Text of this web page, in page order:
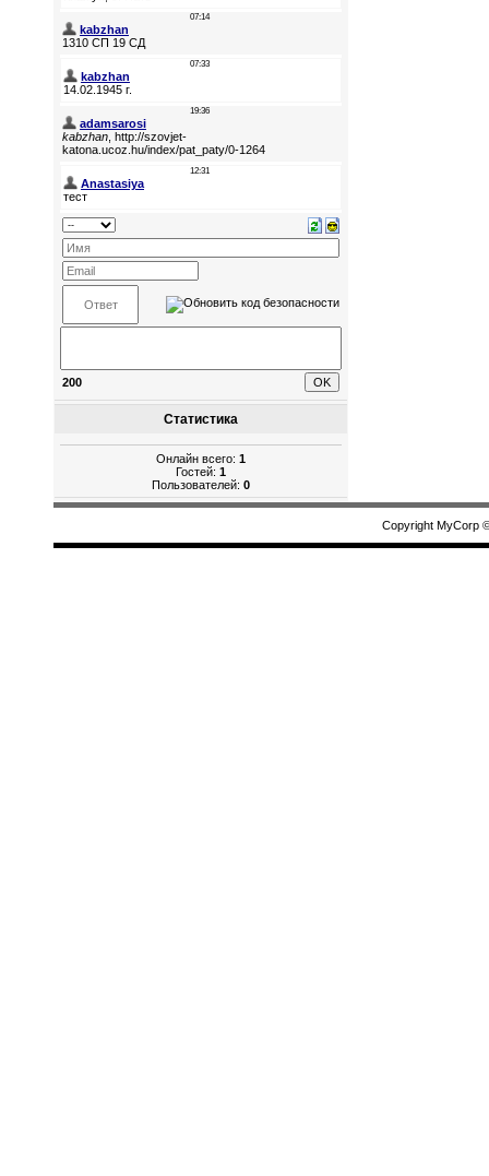
200
Статистика
Онлайн всего: 1
Гостей: 1
Пользователей: 0
Copyright MyCorp